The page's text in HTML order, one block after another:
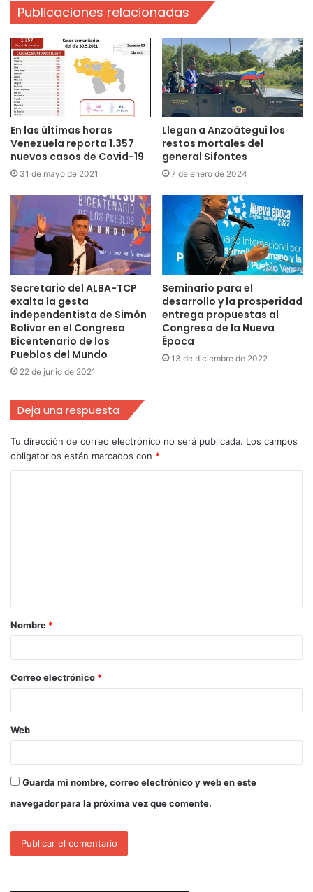
Publicaciones relacionadas
En las últimas horas
Venezuela reporta 1.357
nuevos casos de Covid-19
31 de mayo de 2021
Llegan a Anzoátegui los
restos mortales del
general Sifontes
7 de enero de 2024
Secretario del ALBA-TCP
exalta la gesta
independentista de Simón
Bolívar en el Congreso
Bicentenario de los
Pueblos del Mundo
22 de junio de 2021
Seminario para el
desarrollo y la prosperidad
entrega propuestas al
Congreso de la Nueva
Época
13 de diciembre de 2022
Deja una respuesta
Tu dirección de correo electrónico no será publicada. Los campos
obligatorios están marcados con *
Nombre *
Correo electrónico *
Web
Guarda mi nombre, correo electrónico y web en este
navegador para la próxima vez que comente.